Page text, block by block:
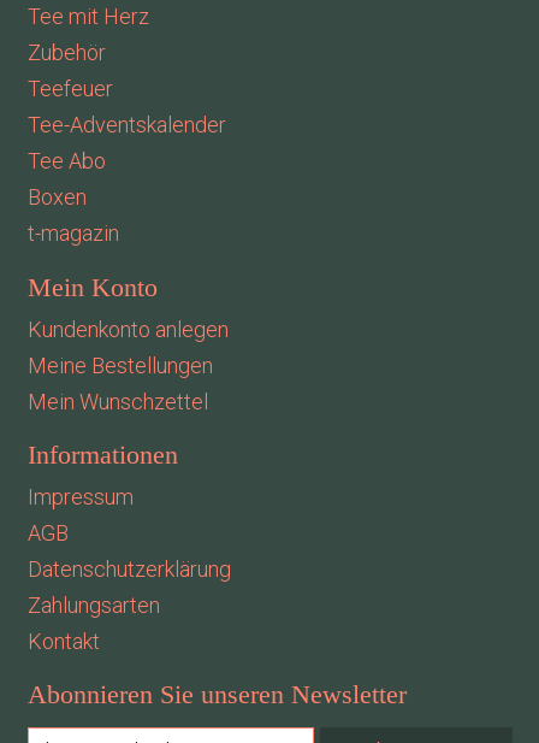
Tee mit Herz
Zubehör
Teefeuer
Tee-Adventskalender
Tee Abo
Boxen
t-magazin
Mein Konto
Kundenkonto anlegen
Meine Bestellungen
Mein Wunschzettel
Informationen
Impressum
AGB
Datenschutzerklärung
Zahlungsarten
Kontakt
Abonnieren Sie unseren Newsletter